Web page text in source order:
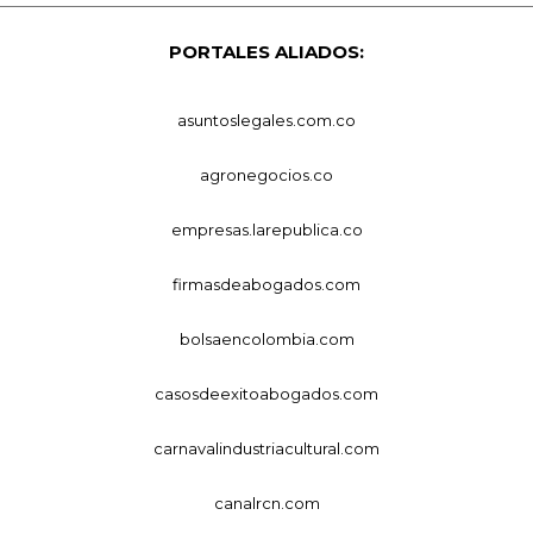
PORTALES ALIADOS:
asuntoslegales.com.co
agronegocios.co
empresas.larepublica.co
firmasdeabogados.com
bolsaencolombia.com
casosdeexitoabogados.com
carnavalindustriacultural.com
canalrcn.com